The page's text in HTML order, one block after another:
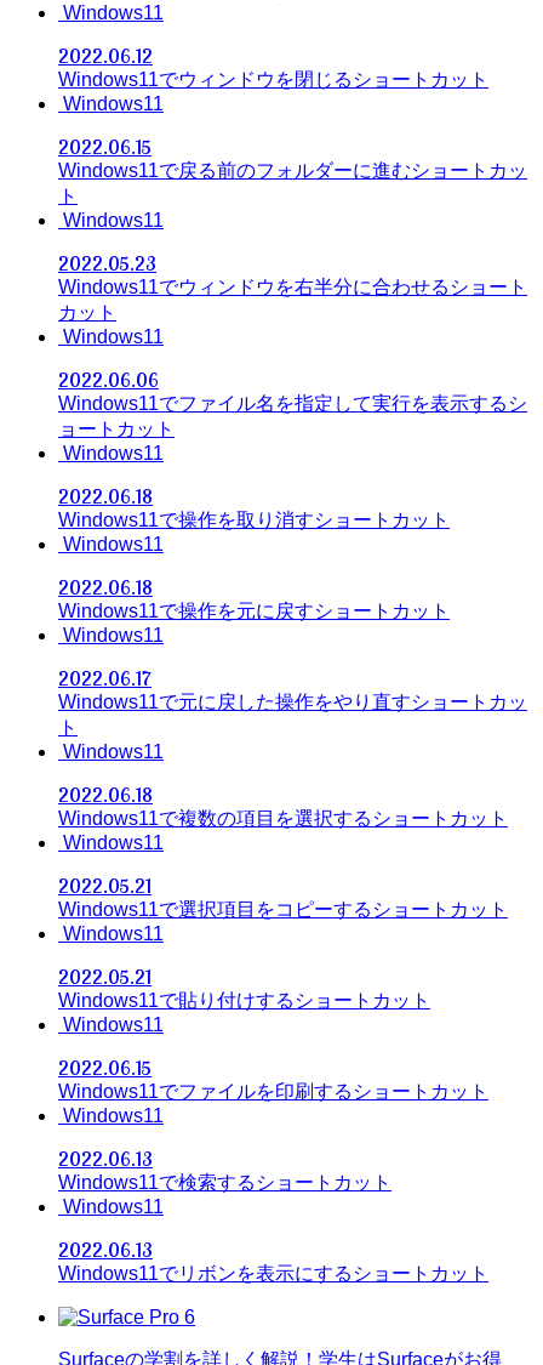
Windows11
2022.06.12
Windows11でウィンドウを閉じるショートカット
Windows11
2022.06.15
Windows11で戻る前のフォルダーに進むショートカッ
ト
Windows11
2022.05.23
Windows11でウィンドウを右半分に合わせるショート
カット
Windows11
2022.06.06
Windows11でファイル名を指定して実行を表示するシ
ョートカット
Windows11
2022.06.18
Windows11で操作を取り消すショートカット
Windows11
2022.06.18
Windows11で操作を元に戻すショートカット
Windows11
2022.06.17
Windows11で元に戻した操作をやり直すショートカッ
ト
Windows11
2022.06.18
Windows11で複数の項目を選択するショートカット
Windows11
2022.05.21
Windows11で選択項目をコピーするショートカット
Windows11
2022.05.21
Windows11で貼り付けするショートカット
Windows11
2022.06.15
Windows11でファイルを印刷するショートカット
Windows11
2022.06.13
Windows11で検索するショートカット
Windows11
2022.06.13
Windows11でリボンを表示にするショートカット
Surfaceの学割を詳しく解説！学生はSurfaceがお得